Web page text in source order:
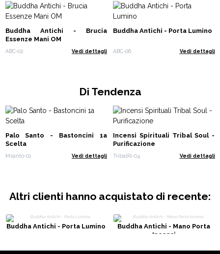
Buddha Antichi - Brucia
Essenze Mani OM
ABC-02 Vedi dettagli
Buddha Antichi - Porta Lumino
ABC-06 Vedi dettagli
Di Tendenza
Palo Santo - Bastoncini 1a
Scelta
Msanto-01 Vedi dettagli
Incensi Spirituali Tribal Soul -
Purificazione
TribalRi-04 Vedi dettagli
Altri clienti hanno acquistato di recente:
Buddha Antichi - Porta Lumino
Buddha Antichi - Mano Porta
Incensi